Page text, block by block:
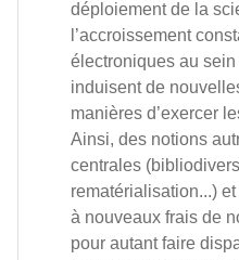
déploiement de la
l’accroissement
électroniques au
induisent de
manières d’exercer
Ainsi, des notions
centrales
rematérialisation...)
à nouveaux frais de
pour autant faire